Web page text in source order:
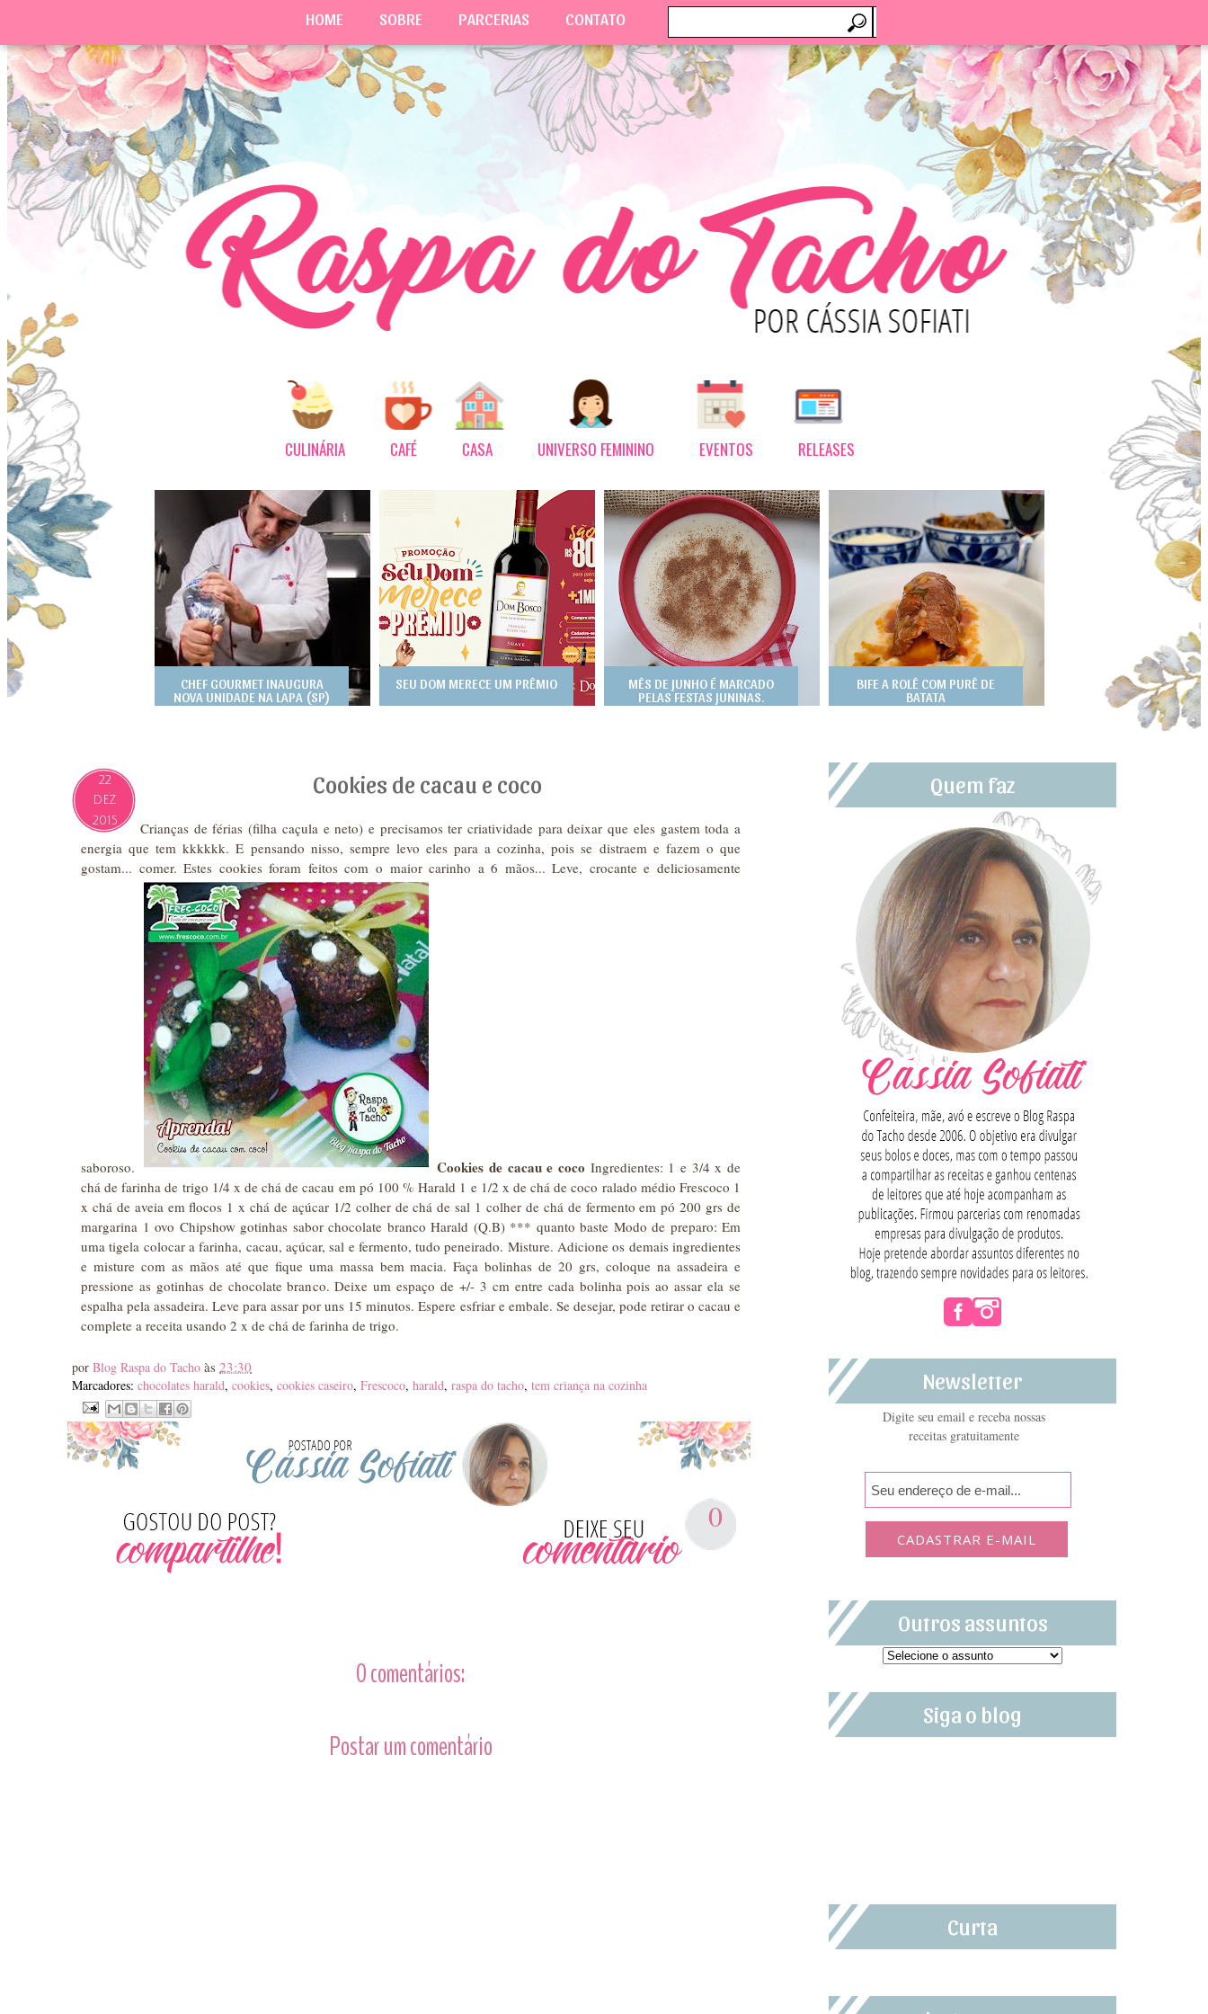
CULINÁRIA CAFÉ CASA UNIVERSO FEMININO EVENTOS RELEASES
CHEF GOURMET INAUGURA
NOVA UNIDADE NA LAPA (SP)
SEU DOM MERECE UM PRÊMIO
MÊS DE JUNHO É MARCADO
PELAS FESTAS JUNINAS.
BIFE A ROLÊ COM PURÊ DE
BATATA
22
DEZ
2015
Cookies de cacau e coco
Crianças de férias (filha caçula e neto) e precisamos ter criatividade para deixar que eles gastem toda a
energia que tem kkkkkk. E pensando nisso, sempre levo eles para a cozinha, pois se distraem e fazem o que
gostam... comer. Estes cookies foram feitos com o maior carinho a 6 mãos... Leve, crocante e deliciosamente
saboroso. Cookies de cacau e coco Ingredientes: 1 e 3/4 x de
chá de farinha de trigo 1/4 x de chá de cacau em pó 100 % Harald 1 e 1/2 x de chá de coco ralado médio Frescoco 1
x chá de aveia em flocos 1 x chá de açúcar 1/2 colher de chá de sal 1 colher de chá de fermento em pó 200 grs de
margarina 1 ovo Chipshow gotinhas sabor chocolate branco Harald (Q.B) *** quanto baste Modo de preparo: Em
uma tigela colocar a farinha, cacau, açúcar, sal e fermento, tudo peneirado. Misture. Adicione os demais ingredientes
e misture com as mãos até que fique uma massa bem macia. Faça bolinhas de 20 grs, coloque na assadeira e
pressione as gotinhas de chocolate branco. Deixe um espaço de +/- 3 cm entre cada bolinha pois ao assar ela se
espalha pela assadeira. Leve para assar por uns 15 minutos. Espere esfriar e embale. Se desejar, pode retirar o cacau e
complete a receita usando 2 x de chá de farinha de trigo.
por Blog Raspa do Tacho às 23:30
Marcadores: chocolates harald, cookies, cookies caseiro, Frescoco, harald, raspa do tacho, tem criança na cozinha
0
0 comentários:
Postar um comentário
Quem faz
Newsletter
Digite seu email e receba nossas
receitas gratuitamente
Outros assuntos
Siga o blog
Curta
HOME SOBRE PARCERIAS CONTATO